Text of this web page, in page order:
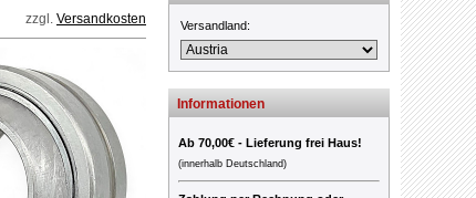
zzgl. Versandkosten Versandland:
Informationen
Ab 70,00€ - Lieferung frei Haus!
(innerhalb Deutschland)